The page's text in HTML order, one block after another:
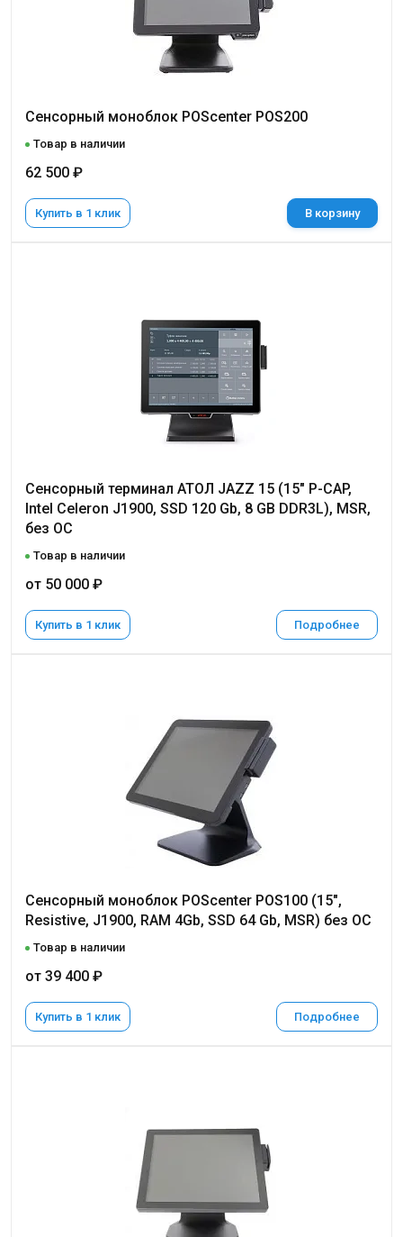
Сенсорный моноблок POScenter POS200
Товар в наличии
62 500 ₽
Купить в 1 клик В корзину
Сенсорный терминал АТОЛ JAZZ 15 (15" P-CAP,
Intel Celeron J1900, SSD 120 Gb, 8 GB DDR3L), MSR,
без ОС
Товар в наличии
от 50 000 ₽
Купить в 1 клик Подробнее
Сенсорный моноблок POScenter POS100 (15",
Resistive, J1900, RAM 4Gb, SSD 64 Gb, MSR) без ОС
Товар в наличии
от 39 400 ₽
Купить в 1 клик Подробнее